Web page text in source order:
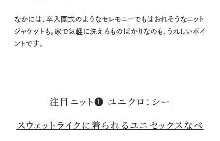
なかには、卒入園式のようなセレモニーでもはおれそうなニット
ジャケットも。家で気軽に洗えるものばかりなのも、うれしいポイ
ントです。
注目ニット❶ ユニクロ：シー
スウェットライクに着られるユニセックスなベ